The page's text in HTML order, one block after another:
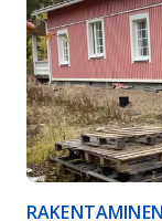
RAKENTAMINEN